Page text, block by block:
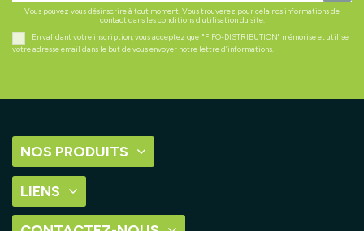
Vous pouvez vous désinscrire à tout moment. Vous trouverez pour cela nos informations de
contact dans les conditions d'utilisation du site.
En validant votre inscription, vous acceptez que "FIFO-DISTRIBUTION" mémorise et utilise
votre adresse email dans le but de vous envoyer notre lettre d’informations.
NOS PRODUITS
LIENS